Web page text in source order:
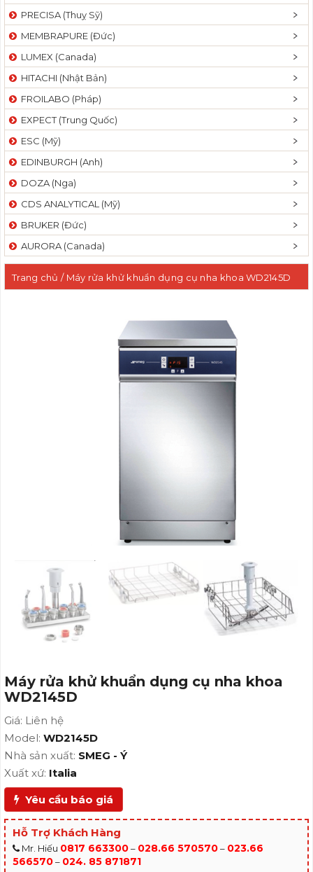
PRECISA (Thuỵ Sỹ)
MEMBRAPURE (Đức)
LUMEX (Canada)
HITACHI (Nhật Bản)
FROILABO (Pháp)
EXPECT (Trung Quốc)
ESC (Mỹ)
EDINBURGH (Anh)
DOZA (Nga)
CDS ANALYTICAL (Mỹ)
BRUKER (Đức)
AURORA (Canada)
Trang chủ / Máy rửa khử khuẩn dụng cụ nha khoa WD2145D
Máy rửa khử khuẩn dụng cụ nha khoa
WD2145D
Giá: Liên hệ
Model: WD2145D
Nhà sản xuất: SMEG - Ý
Xuất xứ: Italia
Yêu cầu báo giá
Hỗ Trợ Khách Hàng
Mr. Hiếu 0817 663300– 028.66 570570– 023.66
566570– 024. 85 871871